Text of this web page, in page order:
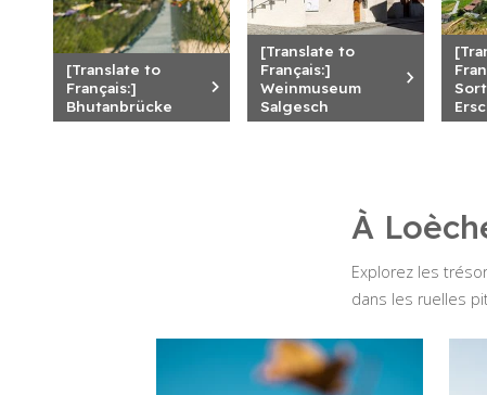
[Translate to
Français:]
Bhutanbrücke
[Translate to
Français:]
Weinmuseum
Salgesch
À
Explorez les
dans les ruelles